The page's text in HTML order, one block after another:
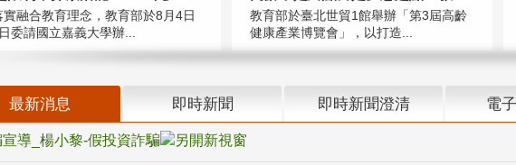
實融合教育理念，教育部於8月4日
委請國立嘉義大學辦...
教育部於臺北世貿1館舉辦「第3屆高齡
健康產業博覽會」，以打造...
最新消息 即時新聞 即時新聞澄清 電
宣導_楊小黎-假投資詐騙